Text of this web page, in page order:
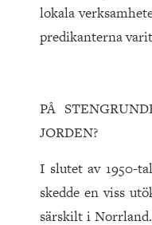
lokala
predikanterna
PÅ
JORDEN?
I slutet av 1950-
skedde en viss
särskilt i